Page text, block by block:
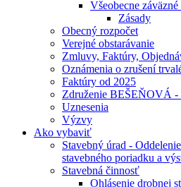
Všeobecne záväzné
Zásady
Obecný rozpočet
Verejné obstarávanie
Zmluvy, Faktúry,
Oznámenia o zrušení
Faktúry od 2025
Združenie BEŠEŇOVÁ
Uznesenia
Výzvy
Ako vybaviť
Stavebný úrad -
stavebného poriadku a
Stavebná činnosť
Ohlásenie drobnej